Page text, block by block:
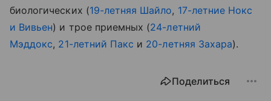
биологических (19-летняя Шайло, 17-летние Нокс
и Вивьен) и трое приемных (24-летний
Мэддокс, 21-летний Пакс и 20-летняя Захара).
Поделиться